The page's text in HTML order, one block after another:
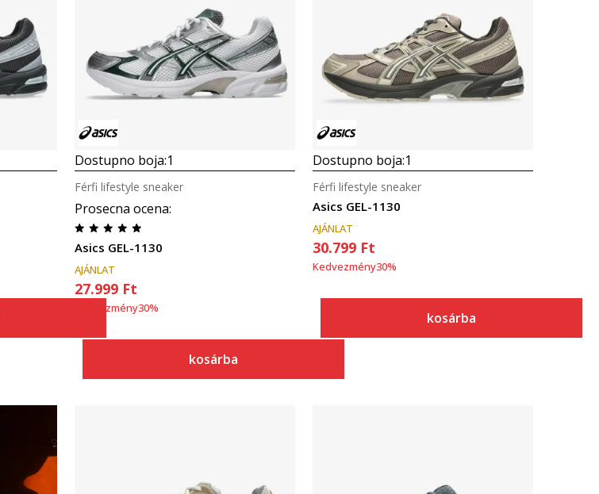
Összehasonlítás
Dostupno boja:1
Prosecna ocena:
Asics GEL-1130
Férfi lifestyle sneaker
AJÁNLAT
27.999 Ft
Kedvezmény30%
kosárba
Összehasonlítás
Dostupno boja:1
Asics GEL-1130
Férfi lifestyle sneaker
AJÁNLAT
30.799 Ft
Kedvezmény30%
kosárba